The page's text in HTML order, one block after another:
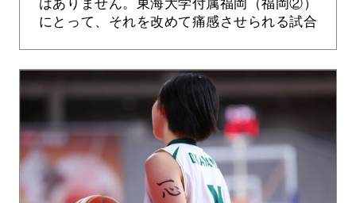
にとって、それを改めて痛感させられる試合
（大...>